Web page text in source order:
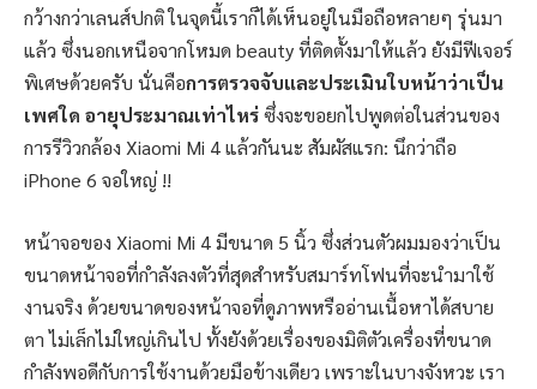
กว้างกว่าเลนส์ปกติ ในจุดนี้เราก็ได้เห็นอยู่ในมือถือหลายๆ รุ่นมา
แล้ว ซึ่งนอกเหนือจากโหมด beauty ที่ติดตั้งมาให้แล้ว ยังมีฟีเจอร์
พิเศษด้วยครับ นั่นคือการตรวจจับและประเมินใบหน้าว่าเป็น
เพศใด อายุประมาณเท่าไหร่ซึ่งจะขอยกไปพูดต่อในส่วนของ
การรีวิวกล้อง Xiaomi Mi 4 แล้วกันนะ สัมผัสแรก: นึกว่าถือ
iPhone 6 จอใหญ่ !!
หน้าจอของ Xiaomi Mi 4 มีขนาด 5 นิ้ว ซึ่งส่วนตัวผมมองว่าเป็น
ขนาดหน้าจอที่กำลังลงตัวที่สุดสำหรับสมาร์ทโฟนที่จะนำมาใช้
งานจริง ด้วยขนาดของหน้าจอที่ดูภาพหรืออ่านเนื้อหาได้สบาย
ตา ไม่เล็กไม่ใหญ่เกินไป ทั้งยังด้วยเรื่องของมิติตัวเครื่องที่ขนาด
กำลังพอดีกับการใช้งานด้วยมือข้างเดียว เพราะในบางจังหวะ เรา